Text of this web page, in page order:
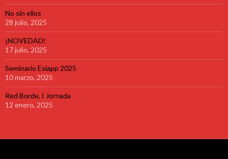
No sin ellos
28 julio, 2025
¡NOVEDAD!
17 julio, 2025
Seminario Esiapp 2025
10 marzo, 2025
Red Borde, I Jornada
12 enero, 2025